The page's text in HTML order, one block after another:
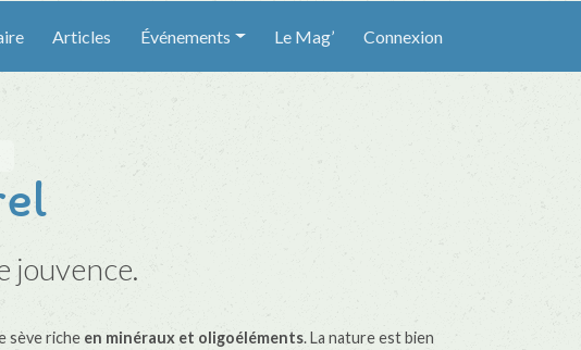
Articles Événements Le Mag’ Connexion
jouvence.
sève riche en minéraux et oligoéléments. La nature est bien